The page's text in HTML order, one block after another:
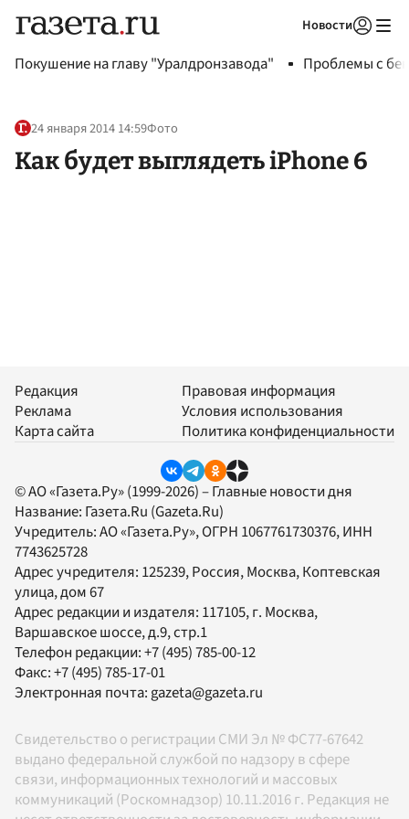
Новости
Покушение на главу "Уралдронзавода" Проблемы с
24 января 2014 14:59Фото
Как будет выглядеть iPhone 6
Редакция
Реклама
Карта сайта
Правовая информация
Условия использования
Политика конфиденциальности
© АО «Газета.Ру» (1999-2026) – Главные новости дня
Название: Газета.Ru (Gazeta.Ru)
Учредитель:АО «Газета.Ру», ОГРН 1067761730376, ИНН
7743625728
Адрес учредителя: 125239, Россия, Москва, Коптевская
улица, дом 67
Адрес редакции и издателя: 117105, г. Москва,
Варшавское шоссе, д.9, стр.1
Телефон редакции:+7 (495) 785-00-12
Факс:+7 (495) 785-17-01
Электронная почта:gazeta@gazeta.ru
Свидетельство о регистрации СМИ Эл № ФС77-67642
выдано федеральной службой по надзору в сфере
связи, информационных технологий и массовых
коммуникаций (Роскомнадзор) 10.11.2016 г. Редакция не